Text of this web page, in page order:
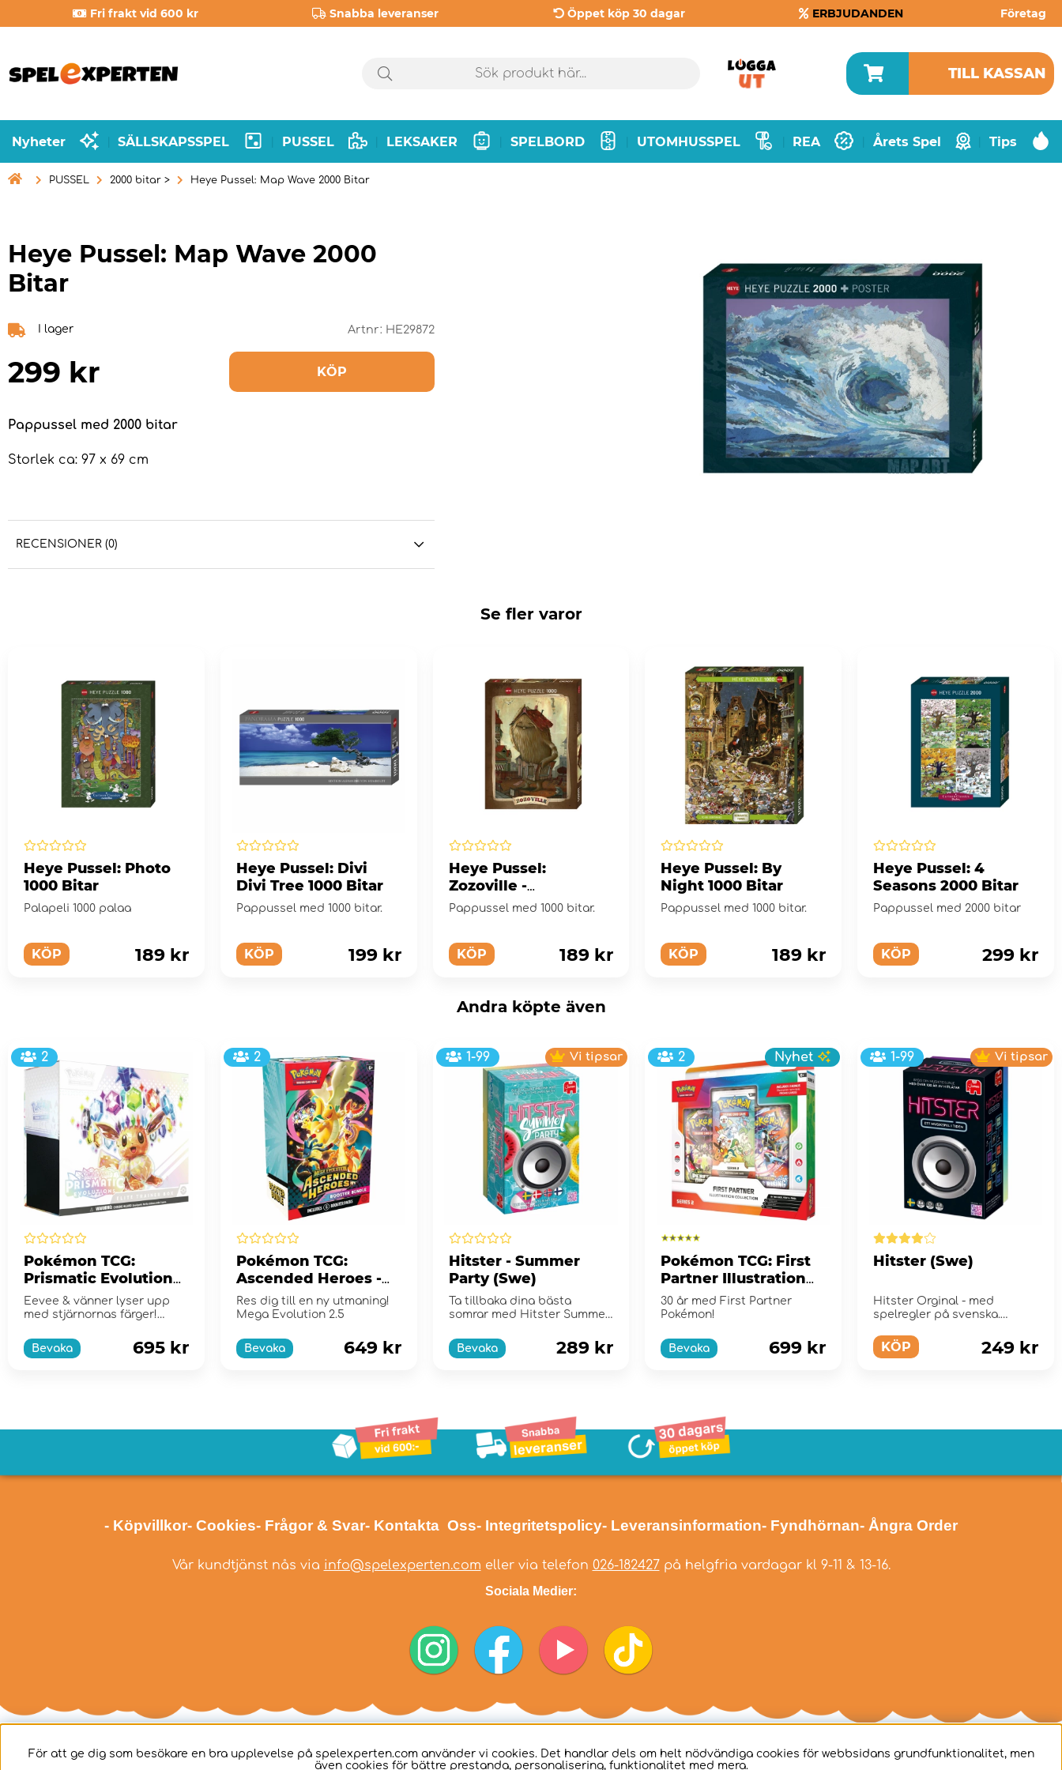
Fri frakt vid 600 kr Snabba leveranser Öppet köp 30 dagar ERBJUDANDEN Företag
TILL KASSAN
Nyheter SÄLLSKAPSSPEL PUSSEL LEKSAKER SPELBORD UTOMHUSSPEL REA Årets Spel Tips
 PUSSEL 2000 bitar > Heye Pussel: Map Wave 2000 Bitar
Heye Pussel: Map Wave 2000
Bitar
I lager Artnr: HE29872
299 kr KÖP
Pappussel med 2000 bitar
Storlek ca: 97 x 69 cm
RECENSIONER (0)
Se fler varor
Heye Pussel: Photo
1000 Bitar
Palapeli 1000 palaa
KÖP 189 kr
Heye Pussel: Divi
Divi Tree 1000 Bitar
Pappussel med 1000 bitar.
KÖP 199 kr
Heye Pussel:
Zozoville -
Neighbourhood 1000
Pappussel med 1000 bitar.
KÖP 189 kr
Heye Pussel: By
Night 1000 Bitar
Pappussel med 1000 bitar.
KÖP 189 kr
Heye Pussel: 4
Seasons 2000 Bitar
Pappussel med 2000 bitar
KÖP 299 kr
Andra köpte även
2
Pokémon TCG:
Prismatic Evolutions
Elite Trainer Box
Eevee & vänner lyser upp
med stjärnornas färger!
Bevaka
695 kr
2
Pokémon TCG:
Ascended Heroes -
Booster Bundle
Res dig till en ny utmaning!
Mega Evolution 2.5
Bevaka 649 kr
1-99 Vi tipsar
Hitster - Summer
Party (Swe)
Ta tillbaka dina bästa
somrar med Hitster Summer
Bevaka
289 kr
2 Nyhet
Pokémon TCG: First
Partner Illustration
Collection - Series 2
30 år med First Partner
Pokémon!
Bevaka 699 kr
1-99 Vi tipsar
Hitster (Swe)
Hitster Orginal - med
spelregler på svenska.
KÖP 249 kr
- Köpvillkor- Cookies- Frågor & Svar- Kontakta Oss- Integritetspolicy- Leveransinformation- Fyndhörnan- Ångra Order
Vår kundtjänst nås via info@spelexperten.com eller via telefon 026-182427på helgfria vardagar kl 9-11 & 13-16.
Sociala Medier:
För att ge dig som besökare en bra upplevelse på spelexperten.com använder vi cookies. Det handlar dels om helt nödvändiga cookies för webbsidans grundfunktionalitet, men
även cookies för bättre prestanda, personalisering, funktionalitet med mera.